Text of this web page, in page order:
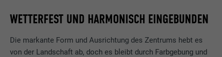
WETTERFEST UND HARMONISCH EINGEBUNDEN
Die markante Form und Ausrichtung des Zentrums hebt es
von der Landschaft ab, doch es bleibt durch Farbgebung und